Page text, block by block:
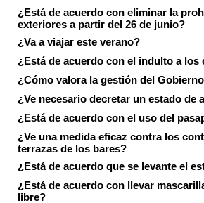
¿Está de acuerdo con eliminar la
exteriores a partir del 26 de junio?
¿Va a viajar este verano?
¿Está de acuerdo con el indulto a
¿Cómo valora la gestión del
¿Ve necesario decretar un estado de
¿Está de acuerdo con el uso del
¿Ve una medida eficaz contra los
terrazas de los bares?
¿Está de acuerdo que se levante el
¿Está de acuerdo con llevar
libre?